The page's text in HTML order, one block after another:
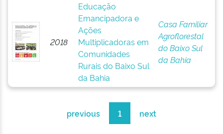
2018
Educação
Emancipadora e
Ações
Multiplicadoras em
Comunidades
Rurais do Baixo Sul
da Bahia
Casa Familiar
Agroflorestal
do Baixo Sul
da Bahia
previous 1 next